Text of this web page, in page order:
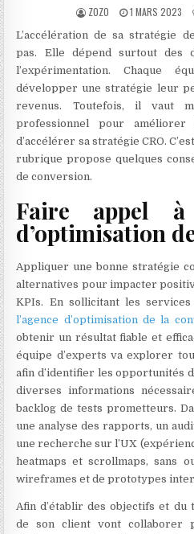
AUTHOR:
ZOZO PUBLISHED
1 MARS 2023
L’accélération de sa stratégie
pas. Elle dépend surtout des
l’expérimentation. Chaque
développer une stratégie leur
revenus. Toutefois, il vaut
professionnel pour améliorer
d’accélérer sa stratégie CRO.
rubrique propose quelques
de conversion.
Faire appel à
d’optimisation
Appliquer une bonne stratégie
alternatives pour impacter
KPIs. En sollicitant les services
l’agence d’optimisation de la
obtenir un résultat fiable et
équipe d’experts va explorer
afin d’identifier les opportunités
diverses informations
backlog de tests prometteurs.
une analyse des rapports, un
une recherche sur l’UX
heatmaps et scrollmaps, sans
wireframes et de prototypes
Afin d’établir des objectifs et du
de son client vont